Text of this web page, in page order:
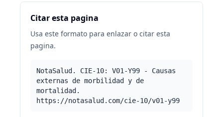
Citar esta pagina
Usa este formato para enlazar o citar esta
pagina.
NotaSalud. CIE-10: V01-Y99 - Causas
externas de morbilidad y de
mortalidad.
https://notasalud.com/cie-10/v01-y99